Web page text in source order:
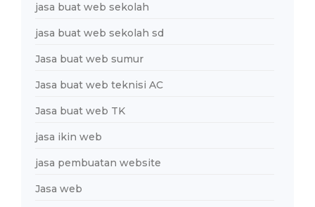
jasa buat web sekolah
jasa buat web sekolah sd
Jasa buat web sumur
Jasa buat web teknisi AC
Jasa buat web TK
jasa ikin web
jasa pembuatan website
Jasa web